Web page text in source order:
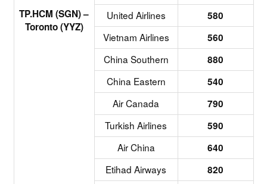
TP.HCM (SGN) –
Toronto (YYZ)
United Airlines
580
Vietnam Airlines
560
China Southern
880
China Eastern
540
Air Canada
790
Turkish Airlines
590
Air China
640
Etihad Airways
820